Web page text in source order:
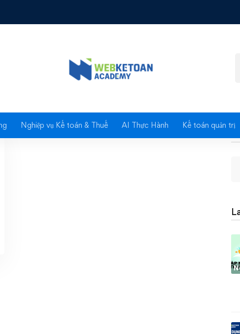
Nghiệp vụ Kế toán & Thuế AI Thực Hành Kế toán quản trị